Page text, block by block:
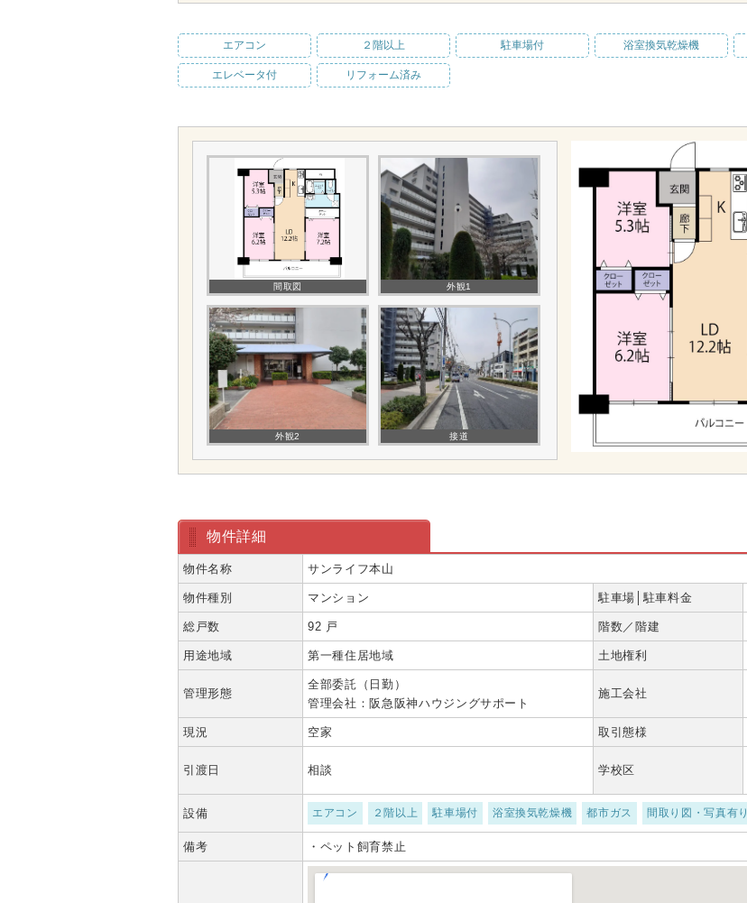
エアコン ２階以上 駐車場付 浴室換気乾燥機
エレベータ付 リフォーム済み
間取図 外観1
外観2 接道
物件詳細
物件名称 サンライフ本山
物件種別 マンション 駐車場│駐車料金
総戸数 92 戸 階数／階建
用途地域 第一種住居地域 土地権利
管理形態
全部委託（日勤）
管理会社：阪急阪神ハウジングサポート
施工会社
現況 空家 取引態様
引渡日 相談 学校区
設備 エアコン ２階以上 駐車場付 浴室換気乾燥機 都市ガス 間取り図・写真有り
備考 ・ペット飼育禁止